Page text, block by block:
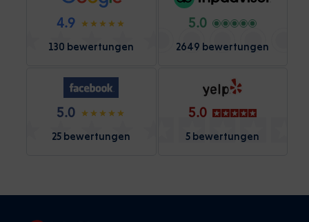
4.9
130 bewertungen
5.0
2649 bewertungen
5.0
25 bewertungen
5.0
5 bewertungen